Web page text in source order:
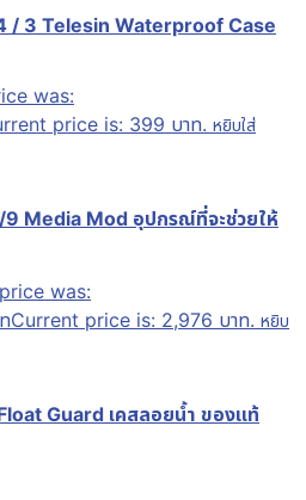
/ 3 Telesin Waterproof Case
was:
price is: 399 บาท. หยิบใส่
Media Mod อุปกรณ์ที่จะช่วยให้
was:
Current price is: 2,976 บาท. หยิบ
Guard เคสลอยน้ำ ของแท้